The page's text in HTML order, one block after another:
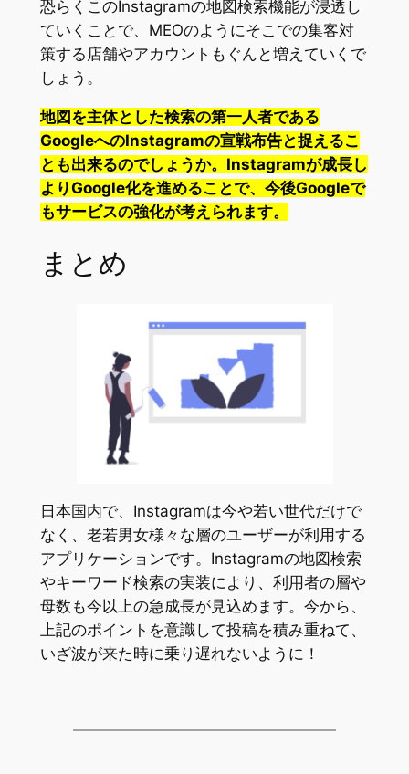
恐らくこのInstagramの地図検索機能が浸透し
ていくことで、MEOのようにそこでの集客対
策する店舗やアカウントもぐんと増えていくで
しょう。
地図を主体とした検索の第一人者である
GoogleへのInstagramの宣戦布告と捉えるこ
とも出来るのでしょうか。Instagramが成長し
よりGoogle化を進めることで、今後Googleで
もサービスの強化が考えられます。
まとめ
日本国内で、Instagramは今や若い世代だけで
なく、老若男女様々な層のユーザーが利用する
アプリケーションです。Instagramの地図検索
やキーワード検索の実装により、利用者の層や
母数も今以上の急成長が見込めます。今から、
上記のポイントを意識して投稿を積み重ねて、
いざ波が来た時に乗り遅れないように！